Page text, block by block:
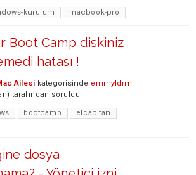
kurulum macbook-pro
Boot Camp diskiniz
hatası !
Ailesi kategorisinde emrhyldrm
tarafından soruldu
bootcamp
elcapitan
dosya